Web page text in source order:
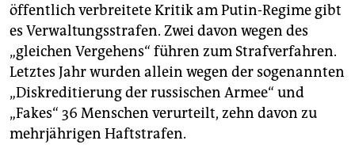
öffentlich verbreitete Kritik am Putin-Regime gibt
es Verwaltungsstrafen. Zwei davon wegen des
„gleichen Vergehens“ führen zum Strafverfahren.
Letztes Jahr wurden allein wegen der sogenannten
„Diskreditierung der russischen Armee“ und
„Fakes“ 36 Menschen verurteilt, zehn davon zu
mehrjährigen Haftstrafen.